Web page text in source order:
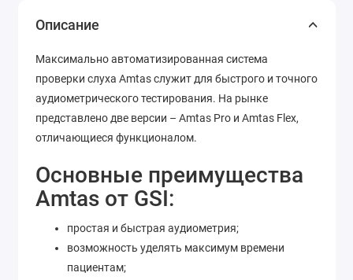
Описание
Максимально автоматизированная система
проверки слуха Аmtas служит для быстрого и точного
аудиометрического тестирования. На рынке
представлено две версии – Аmtas Pro и Аmtas Flex,
отличающиеся функционалом.
Основные преимущества
Аmtas от GSI:
простая и быстрая аудиометрия;
возможность уделять максимум времени
пациентам;